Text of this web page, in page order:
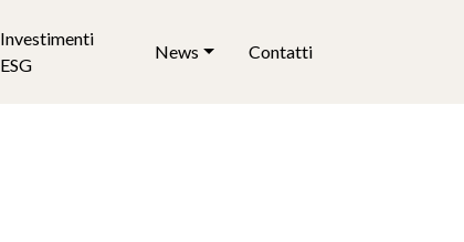
Investimenti
ESG
News Contatti